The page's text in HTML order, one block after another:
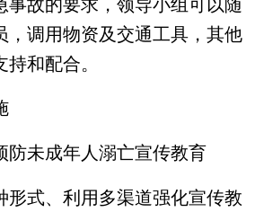
，调用物资及交通工具，其他
和配合。
未成年人溺亡宣传教育
式、利用多渠道强化宣传教